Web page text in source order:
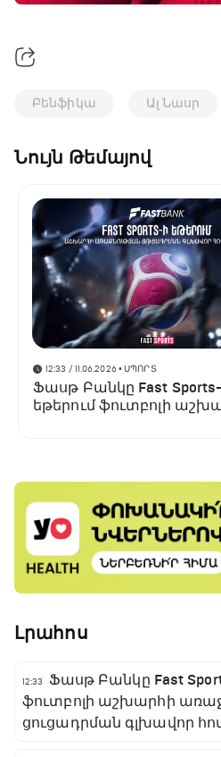
Բենֆիկա Ալ Նասր
Նույն Թեմայով
12:33 / 11.06.2026• ՍՊՈՐՏ
Ֆասթ Բանկը Fast
եթերում ֆուտբոլի
Լրահոս
12:33
Ֆասթ Բանկը Fast
ֆուտբոլի աշխարհի
ցուցադրման գլխավոր